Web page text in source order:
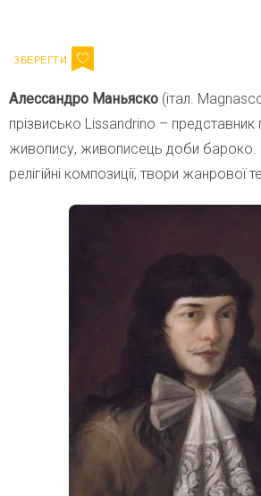
Алессандро Маньяско (італ.
прізвисько Lissandrino – представник
живопису, живописець доби бароко.
релігійні композиції, твори жанрової